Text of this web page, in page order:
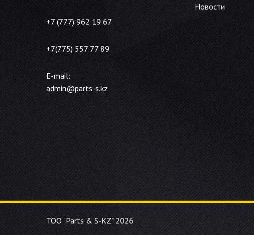
+7 (777) 962 19 67
+7(775) 557 77 89
E-mail:
admin@parts-s.kz
Новости
ТОО "Parts & S-KZ" 2026